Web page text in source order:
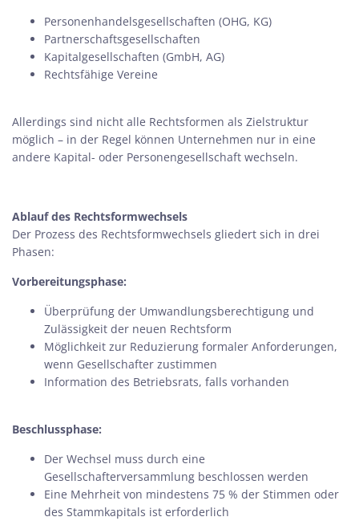
Personenhandelsgesellschaften (OHG, KG)
Partnerschaftsgesellschaften
Kapitalgesellschaften (GmbH, AG)
Rechtsfähige Vereine
Allerdings sind nicht alle Rechtsformen als Zielstruktur
möglich – in der Regel können Unternehmen nur in eine
andere Kapital- oder Personengesellschaft wechseln.
Ablauf des Rechtsformwechsels
Der Prozess des Rechtsformwechsels gliedert sich in drei
Phasen:
Vorbereitungsphase:
Überprüfung der Umwandlungsberechtigung und
Zulässigkeit der neuen Rechtsform
Möglichkeit zur Reduzierung formaler Anforderungen,
wenn Gesellschafter zustimmen
Information des Betriebsrats, falls vorhanden
Beschlussphase:
Der Wechsel muss durch eine
Gesellschafterversammlung beschlossen werden
Eine Mehrheit von mindestens 75 % der Stimmen oder
des Stammkapitals ist erforderlich